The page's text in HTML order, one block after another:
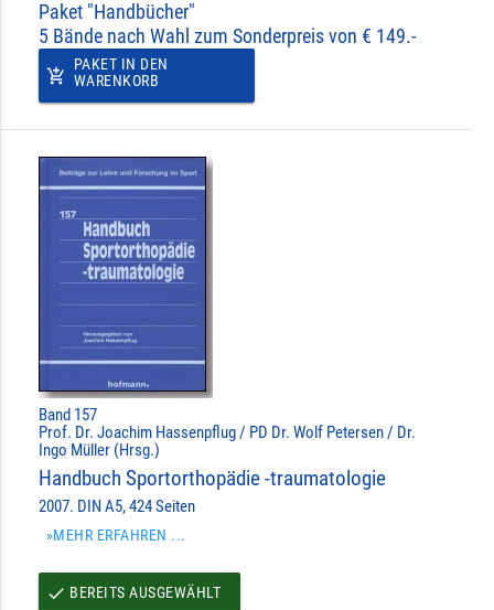
Paket "Handbücher"
5 Bände nach Wahl zum Sonderpreis von € 149.-
add_shopping_cart
PAKET IN DEN
WARENKORB
Band 157
Prof. Dr. Joachim Hassenpflug / PD Dr. Wolf Petersen / Dr.
Ingo Müller (Hrsg.)
Handbuch Sportorthopädie -traumatologie
2007. DIN A5, 424 Seiten
»MEHR ERFAHREN ...
done BEREITS AUSGEWÄHLT